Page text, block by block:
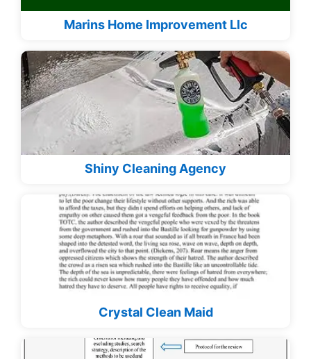
Marins Home Improvement Llc
Shiny Cleaning Agency
Crystal Clean Maid